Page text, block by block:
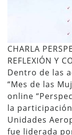
CHARLA
REFLEXIÓN Y
Dentro de las
“Mes de las
online
la
Unidades
fue liderada